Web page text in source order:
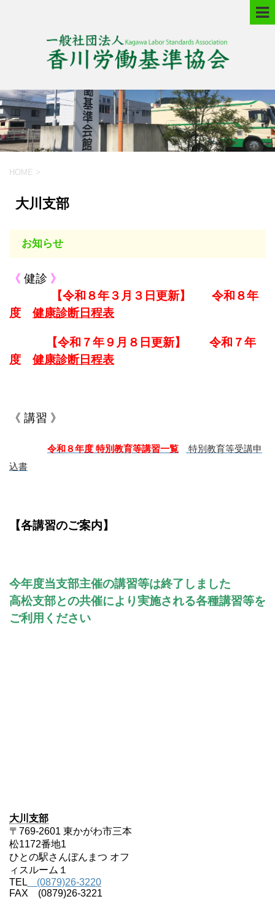
HOME >
大川支部
お知らせ
《 健診 》
【令和８年３ 月３日更新】 令和８年
度 健康診断日程表
【令和７年９月８日更新】 令和７年
度 健康診断日程表
《 講習 》
令和８年度 特別教育等講習一覧
特別教育等受講申
込書
【各講習のご案内】
今年度当支部主催の講習等は終了しました
高松支部との共催により実施される各種講習等を
ご利用ください
大川支部
〒769-2601 東かがわ市三本
松1172番地1
ひとの駅さんぼんまつ オフ
ィスルーム１
TEL (0879)26-3220
FAX (0879)26-3221